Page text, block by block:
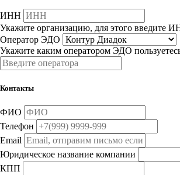
ИНН
Укажите организацию, для этого введите
Оператор ЭДО
Укажите каким оператором ЭДО
Контакты
ФИО
Телефон
Email
Юридическое название компании
КПП